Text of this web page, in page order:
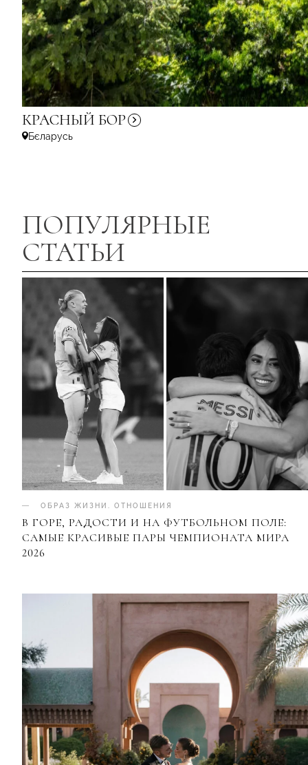
КРАСНЫЙ БОР
Бєларусь
ПОПУЛЯРНЫЕ
СТАТЬИ
ОБРАЗ ЖИЗНИ ОТНОШЕНИЯ
В ГОРЕ, РАДОСТИ И НА ФУТБОЛЬНОМ ПОЛЕ:
САМЫЕ КРАСИВЫЕ ПАРЫ ЧЕМПИОНАТА МИРА
2026